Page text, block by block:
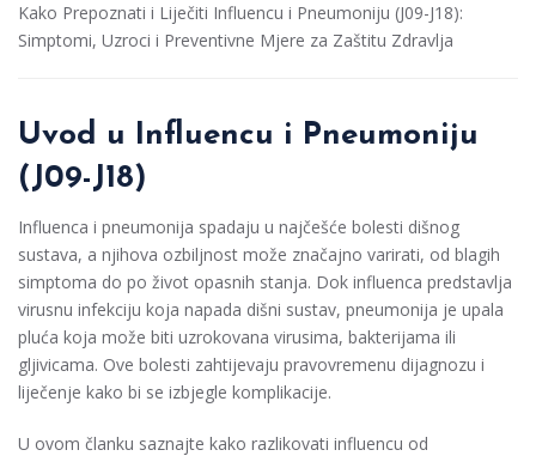
Kako Prepoznati i Liječiti Influencu i Pneumoniju (J09-J18):
Simptomi, Uzroci i Preventivne Mjere za Zaštitu Zdravlja
Uvod u Influencu i Pneumoniju
(J09-J18)
Influenca i pneumonija spadaju u najčešće bolesti dišnog
sustava, a njihova ozbiljnost može značajno varirati, od blagih
simptoma do po život opasnih stanja. Dok influenca predstavlja
virusnu infekciju koja napada dišni sustav, pneumonija je upala
pluća koja može biti uzrokovana virusima, bakterijama ili
gljivicama. Ove bolesti zahtijevaju pravovremenu dijagnozu i
liječenje kako bi se izbjegle komplikacije.
U ovom članku saznajte kako razlikovati influencu od